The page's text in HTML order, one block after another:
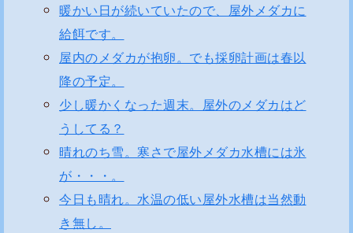
暖かい日が続いていたので、屋外メダカに
給餌です。
屋内のメダカが抱卵。でも採卵計画は春以
降の予定。
少し暖かくなった週末。屋外のメダカはど
うしてる？
晴れのち雪。寒さで屋外メダカ水槽には氷
が・・・。
今日も晴れ。水温の低い屋外水槽は当然動
き無し。